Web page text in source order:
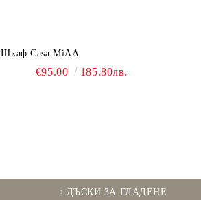
Шкаф Casa MiAA
€95.00 185.80лв.
ДЪСКИ ЗА ГЛАДЕНЕ